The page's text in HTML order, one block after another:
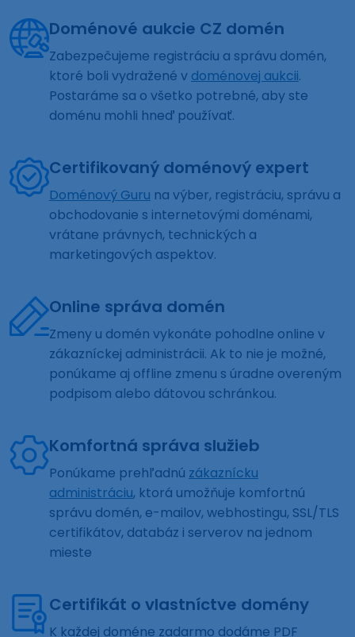
Doménové aukcie CZ domén
Zabezpečujeme registráciu a správu domén,
ktoré boli vydražené v doménovej aukcii.
Postaráme sa o všetko potrebné, aby ste
doménu mohli hneď používať.
Certifikovaný doménový expert
Doménový Guru na výber, registráciu, správu a
obchodovanie s internetovými doménami,
vrátane právnych, technických a
marketingových aspektov.
Online správa domén
Zmeny u domén vykonáte pohodlne online v
zákazníckej administrácii. Ak to nie je možné,
ponúkame aj offline zmenu s úradne overeným
podpisom alebo dátovou schránkou.
Komfortná správa služieb
Ponúkame prehľadnú zákaznícku
administráciu, ktorá umožňuje komfortnú
správu domén, e-mailov, webhostingu, SSL/TLS
certifikátov, databáz i serverov na jednom
mieste
Certifikát o vlastníctve domény
K každej doméne zadarmo dodáme PDF